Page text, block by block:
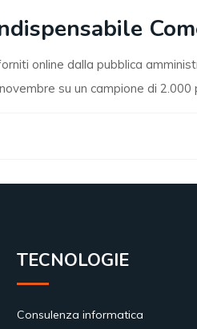
online dalla pubblica
su un campione di
TECNOLOGIE
Consulenza informatica